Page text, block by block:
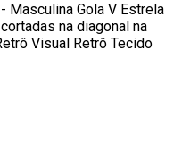
Masculina Gola V Estrela
na diagonal na
Visual Retrô Tecido